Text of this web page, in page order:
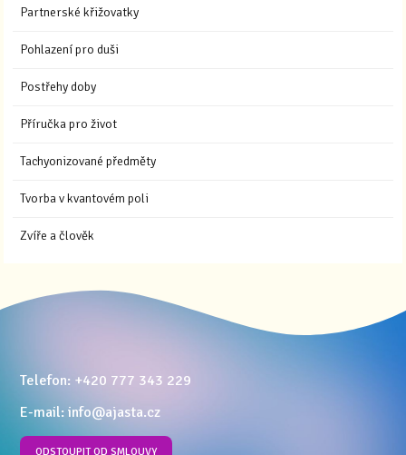
Partnerské křižovatky
Pohlazení pro duši
Postřehy doby
Příručka pro život
Tachyonizované předměty
Tvorba v kvantovém poli
Zvíře a člověk
Telefon: +420 777 343 229
E-mail: info@ajasta.cz
ODSTOUPIT OD SMLOUVY